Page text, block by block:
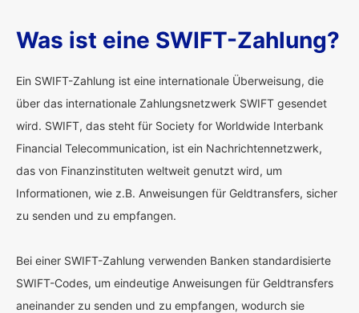
Was ist eine SWIFT-Zahlung?
Ein SWIFT-Zahlung ist eine internationale Überweisung, die
über das internationale Zahlungsnetzwerk SWIFT gesendet
wird. SWIFT, das steht für Society for Worldwide Interbank
Financial Telecommunication, ist ein Nachrichtennetzwerk,
das von Finanzinstituten weltweit genutzt wird, um
Informationen, wie z.B. Anweisungen für Geldtransfers, sicher
zu senden und zu empfangen.
Bei einer SWIFT-Zahlung verwenden Banken standardisierte
SWIFT-Codes, um eindeutige Anweisungen für Geldtransfers
aneinander zu senden und zu empfangen, wodurch sie